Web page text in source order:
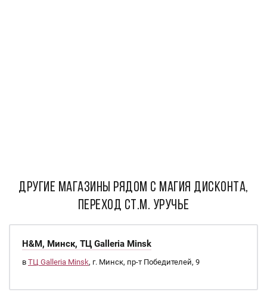
ДРУГИЕ МАГАЗИНЫ РЯДОМ С Магия Дисконта,
Переход ст.м. Уручье
H&M, Минск, ТЦ Galleria Minsk
в ТЦ Galleria Minsk, г. Минск, пр-т Победителей, 9